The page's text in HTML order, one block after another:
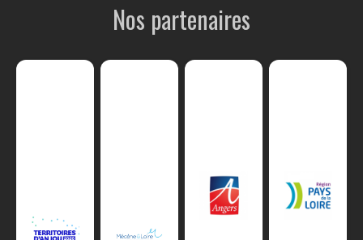
Nos partenaires